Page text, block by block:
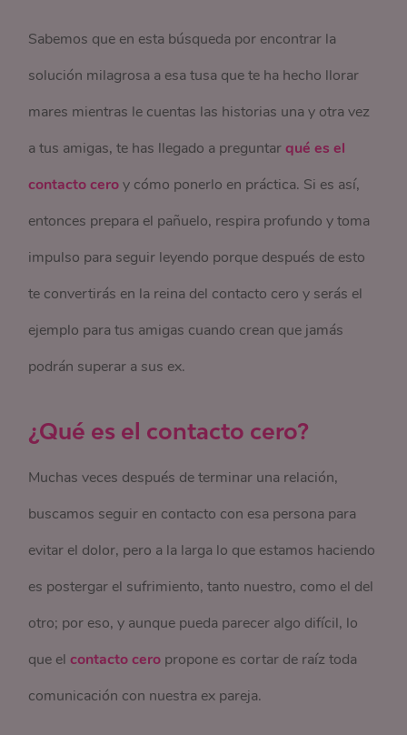
Sabemos que en esta búsqueda por encontrar la
solución milagrosa a esa tusa que te ha hecho llorar
mares mientras le cuentas las historias una y otra vez
a tus amigas, te has llegado a preguntarqué es el
contacto ceroy cómo ponerlo en práctica. Si es así,
entonces prepara el pañuelo, respira profundo y toma
impulso para seguir leyendo porque después de esto
te convertirás en la reina del contacto cero y serás el
ejemplo para tus amigas cuando crean que jamás
podrán superar a sus ex.
¿Qué es el contacto cero?
Muchas veces después de terminar una relación,
buscamos seguir en contacto con esa persona para
evitar el dolor, pero a la larga lo que estamos haciendo
es postergar el sufrimiento, tanto nuestro, como el del
otro; por eso, y aunque pueda parecer algo difícil, lo
que elcontacto cero propone es cortar de raíz toda
comunicación con nuestra ex pareja.